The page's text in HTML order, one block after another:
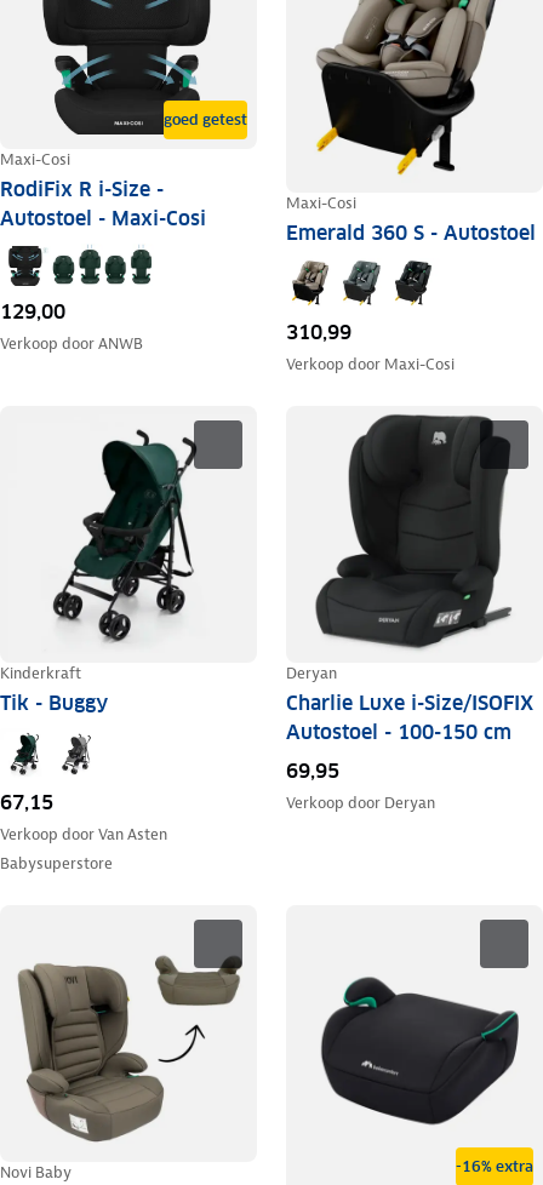
goed getest
Maxi-Cosi
RodiFix R i-Size -
Autostoel - Maxi-Cosi
129,00
Verkoop doorANWB
Maxi-Cosi
Emerald 360 S - Autostoel
310,99
Verkoop door Maxi-Cosi
Kinderkraft
Tik - Buggy
67,15
Verkoop doorVan Asten
Babysuperstore
Deryan
Charlie Luxe i-Size/ISOFIX
Autostoel - 100-150 cm
69,95
Verkoop door Deryan
Novi Baby -16% extra